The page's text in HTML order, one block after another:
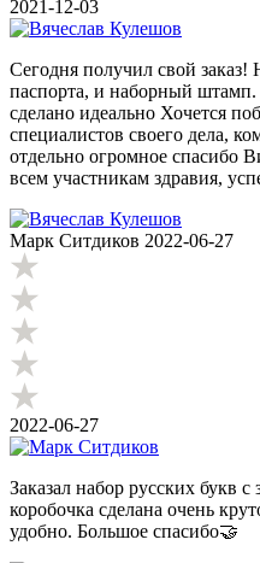
2021-12-03
Сегодня получил свой заказ!
паспорта, и наборный
сделано идеально Хочется
специалистов своего дела,
отдельно огромное спасибо
всем участникам здравия,
Марк Ситдиков 2022-06-27
2022-06-27
Заказал набор русских букв
коробочка сделана очень
удобно. Большое спасибо🤝